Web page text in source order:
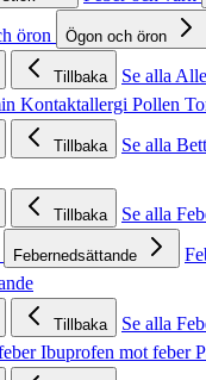
öron Ögon och öron
Tillbaka
Se alla
Kontaktallergi Pollen
Tillbaka
Se alla
Tillbaka
Se alla
Febernedsättande
Tillbaka
Se alla
Ibuprofen mot feber